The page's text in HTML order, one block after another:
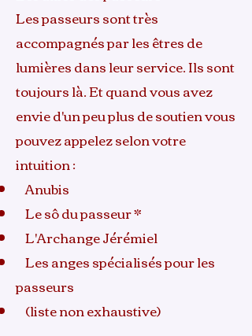
Les passeurs sont très
accompagnés par les êtres de
lumières dans leur service. Ils sont
toujours là. Et quand vous avez
envie d'un peu plus de soutien vous
pouvez appelez selon votre
intuition :
Anubis
Le sô du passeur *
L'Archange Jérémiel
Les anges spécialisés pour les
passeurs
(liste non exhaustive)